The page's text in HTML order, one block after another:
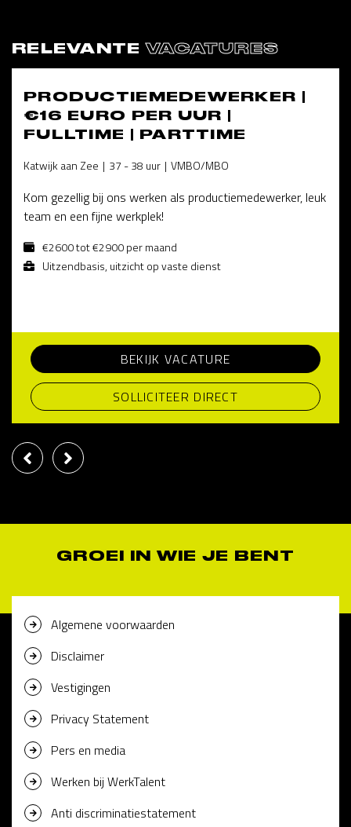
RELEVANTEVACATURES
PRODUCTIEMEDEWERKER |
€16 EURO PER UUR |
FULLTIME | PARTTIME
Katwijk aan Zee 37 - 38 uur VMBO/MBO
Kom gezellig bij ons werken als productiemedewerker, leuk
team en een fijne werkplek!
€2600 tot €2900 per maand
Uitzendbasis, uitzicht op vaste dienst
BEKIJK VACATURE
SOLLICITEER DIRECT
GROEI IN WIE JE BENT
Algemene voorwaarden
Disclaimer
Vestigingen
Privacy Statement
Pers en media
Werken bij WerkTalent
Anti discriminatiestatement